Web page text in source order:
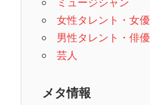
女性タレント・女優
男性タレント・俳優
芸人
メタ情報